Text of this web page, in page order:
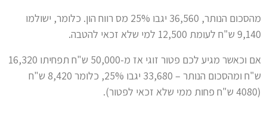
מהסכום הנותר, 36,560 יגבו 25% מס רווח הון. כלומר, ישולמו
9,140 ש"ח לעומת 12,500 למי שלא זכאי להטבה.
אם וכאשר מגיע לכם פטור זוגי אז מ-50,000 ש"ח תפחיתו 16,320
ש"ח ומהסכום הנותר – 33,680 יגבו 25%, כלומר 8,420 ש"ח
(4080 ש"ח פחות ממי שלא זכאי לפטור).